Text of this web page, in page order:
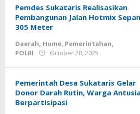
Pemdes Sukataris Realisasikan
Pembangunan Jalan Hotmix
305 Meter
Daerah, Home, Pemerintahan,
POLRI
October 28, 2025
Pemerintah Desa Sukataris Gelar
Donor Darah Rutin, Warga
Berpartisipasi